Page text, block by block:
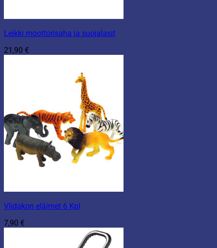
Leikki moottorisaha ja suojalasit
21,90 €
Viidakon eläimet 6 Kpl
7,90 €